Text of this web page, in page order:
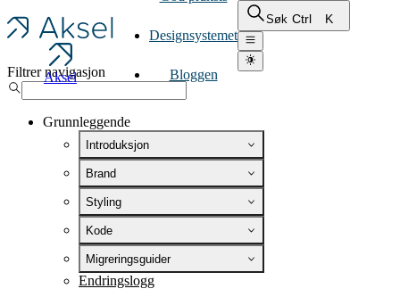
Aksel
Designsystemet
Bloggen
Søk Ctrl K
Filtrer navigasjon
Grunnleggende
Introduksjon
Brand
Styling
Kode
Migreringsguider
Endringslogg